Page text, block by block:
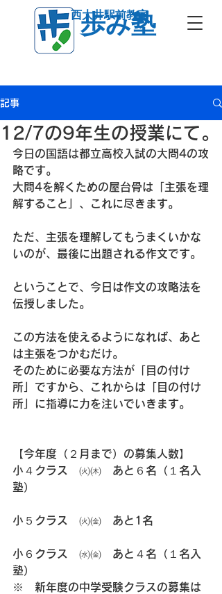
歩み塾
西大井駅前教室
記事
12/7の9年生の授業にて。
今日の国語は都立高校入試の大問4の攻
略です。
大問4を解くための屋台骨は「主張を理
解すること」、これに尽きます。
ただ、主張を理解してもうまくいかな
いのが、最後に出題される作文です。
ということで、今日は作文の攻略法を
伝授しました。
この方法を使えるようになれば、あと
は主張をつかむだけ。
そのために必要な方法が「目の付け
所」ですから、これからは「目の付け
所」に指導に力を注いでいきます。
【今年度（２月まで）の募集人数】
小４クラス　㈫㈭　あと６名（１名入
塾）
小５クラス　㈫㈮　あと1名
小６クラス　㈬㈮　あと４名（１名入
塾）
※　新年度の中学受験クラスの募集は